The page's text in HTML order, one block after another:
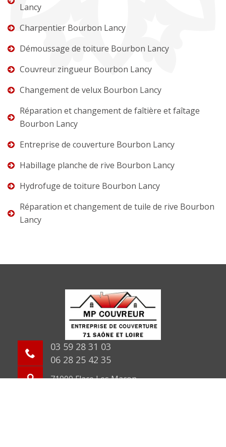
Lancy
Charpentier Bourbon Lancy
Démoussage de toiture Bourbon Lancy
Couvreur zingueur Bourbon Lancy
Changement de velux Bourbon Lancy
Réparation et changement de faîtière et faîtage
Bourbon Lancy
Entreprise de couverture Bourbon Lancy
Habillage planche de rive Bourbon Lancy
Hydrofuge de toiture Bourbon Lancy
Réparation et changement de tuile de rive Bourbon
Lancy
03 59 28 31 03
06 28 25 42 35
71000 Flace Les Macon